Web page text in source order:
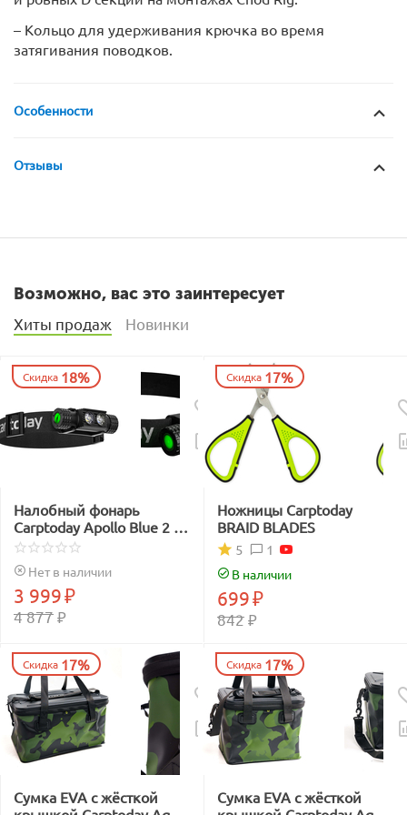
– Кольцо для удерживания крючка во время
затягивания поводков.
Особенности
Отзывы
Возможно, вас это заинтересует
Хиты продаж Новинки
Скидка 18%
Налобный фонарь
Carptoday Apollo Blue 2 с
функцией
подсвечивания лески
синим светом
Нет в наличии
4 877₽
3 999₽
Скидка 17%
Ножницы Carptoday
BRAID BLADES
1
5
В наличии
842₽
699₽
Скидка 17%
Сумка EVA с жёсткой
Скидка 17%
Сумка EVA с жёсткой